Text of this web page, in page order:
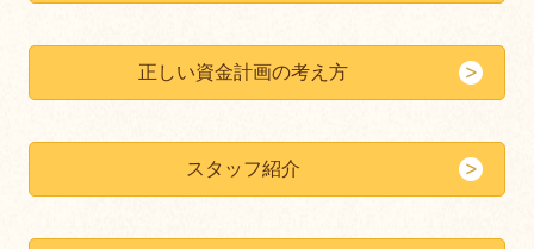
正しい資金計画の考え方
スタッフ紹介